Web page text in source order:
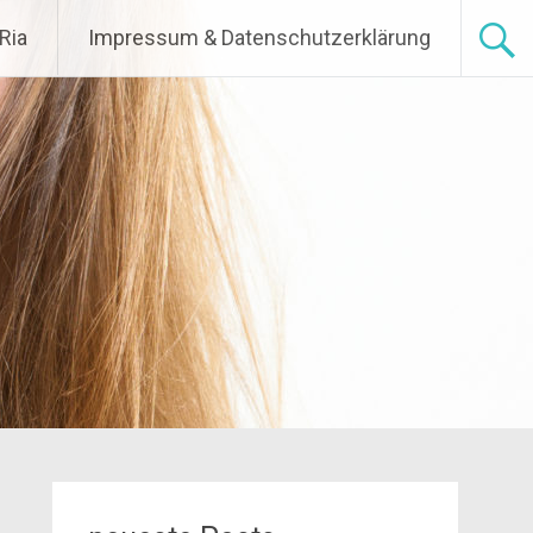
Ria Impressum & Datenschutzerklärung